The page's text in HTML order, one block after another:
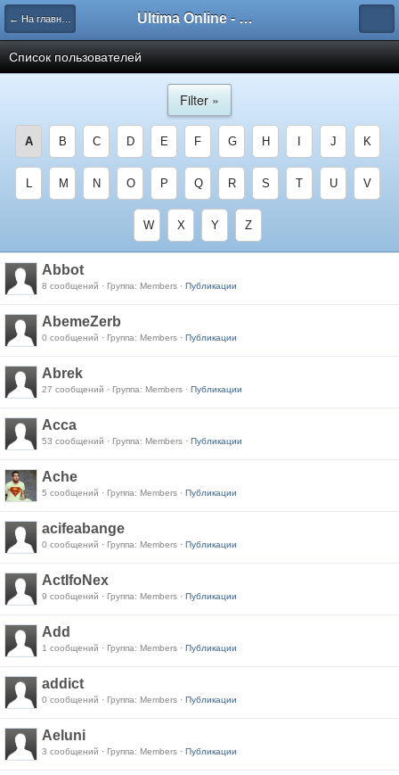
← На главную Ultima Online - Форум Русского сообщества игры
Список пользователей
Filter »
A B C D E F G H J K
L M N O P Q R S T U V
W X Y Z
Abbot
8 сообщений · Группа: Members · Публикации
AbemeZerb
0 сообщений · Группа: Members · Публикации
Abrek
27 сообщений · Группа: Members · Публикации
Acca
53 сообщений · Группа: Members · Публикации
Ache
5 сообщений · Группа: Members · Публикации
acifeabange
0 сообщений · Группа: Members · Публикации
ActIfoNex
9 сообщений · Группа: Members · Публикации
Add
1 сообщений · Группа: Members · Публикации
addict
0 сообщений · Группа: Members · Публикации
Aeluni
3 сообщений · Группа: Members · Публикации